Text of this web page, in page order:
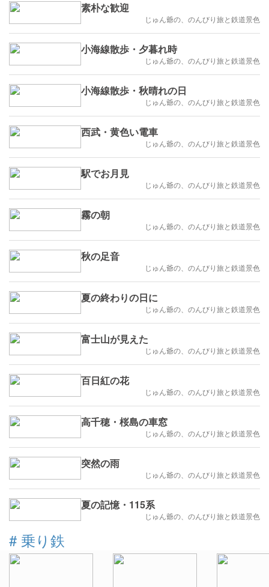
素朴な歓迎
じゅん爺の、のんびり旅と鉄道景色
小海線散歩・夕暮れ時
じゅん爺の、のんびり旅と鉄道景色
小海線散歩・秋晴れの日
じゅん爺の、のんびり旅と鉄道景色
西武・黄色い電車
じゅん爺の、のんびり旅と鉄道景色
駅でお月見
じゅん爺の、のんびり旅と鉄道景色
霧の朝
じゅん爺の、のんびり旅と鉄道景色
秋の足音
じゅん爺の、のんびり旅と鉄道景色
夏の終わりの日に
じゅん爺の、のんびり旅と鉄道景色
富士山が見えた
じゅん爺の、のんびり旅と鉄道景色
百日紅の花
じゅん爺の、のんびり旅と鉄道景色
高千穂・桜島の車窓
じゅん爺の、のんびり旅と鉄道景色
突然の雨
じゅん爺の、のんびり旅と鉄道景色
夏の記憶・115系
じゅん爺の、のんびり旅と鉄道景色
# 乗り鉄